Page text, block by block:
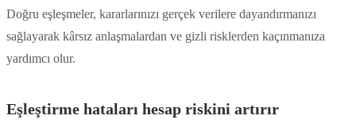
Doğru eşleşmeler, kararlarınızı gerçek verilere dayandırmanızı
sağlayarak kârsız anlaşmalardan ve gizli risklerden kaçınmanıza
yardımcı olur.
Eşleştirme hataları hesap riskini artırır